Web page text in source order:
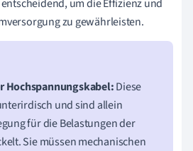
um die Effizienz und
zu gewährleisten.
Hochspannungskabel:Diese
und sind allein
für die Belastungen der
Sie müssen mechanischen